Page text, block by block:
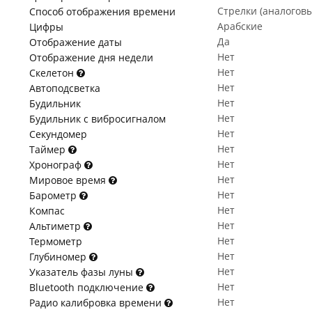
Способ отображения времени
Стрелки
Цифры
Арабские
Отображение даты
Да
Отображение дня недели
Нет
Скелетон
Нет
Автоподсветка
Нет
Будильник
Нет
Будильник с вибросигналом
Нет
Секундомер
Нет
Таймер
Нет
Хронограф
Нет
Мировое время
Нет
Барометр
Нет
Компас
Нет
Альтиметр
Нет
Термометр
Нет
Глубиномер
Нет
Указатель фазы луны
Нет
Bluetooth подключение
Нет
Радио калибровка времени
Нет